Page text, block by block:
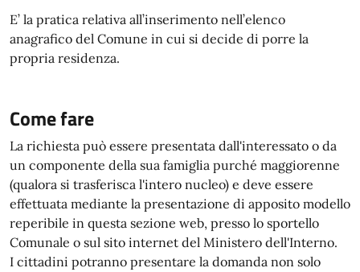
E’ la pratica relativa all’inserimento nell’elenco
anagrafico del Comune in cui si decide di porre la
propria residenza.
Come fare
La richiesta può essere presentata dall'interessato o da
un componente della sua famiglia purché maggiorenne
(qualora si trasferisca l'intero nucleo) e deve essere
effettuata mediante la presentazione di apposito modello
reperibile in questa sezione web, presso lo sportello
Comunale o sul sito internet del Ministero dell'Interno.
I cittadini potranno presentare la domanda non solo